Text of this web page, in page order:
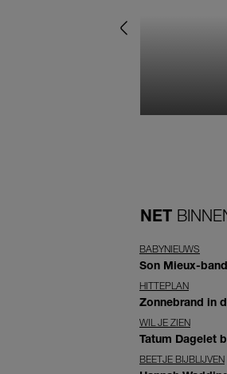
NET
BABYNIEUWS
Son Mieux-
HITTEPLAN
Zonnebrand in
WIL JE ZIEN
Tatum Dagelet
BEETJE BIJBLIJVEN